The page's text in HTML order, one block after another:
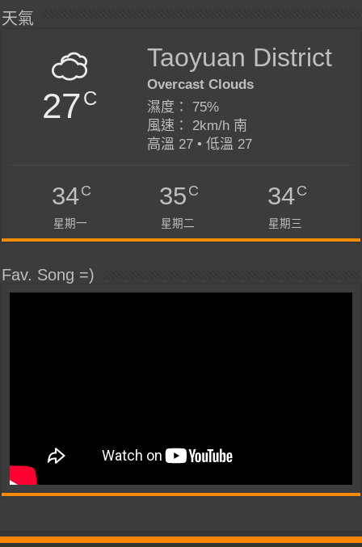
天氣
27C
Taoyuan District
Overcast Clouds
濕度： 75%
風速： 2km/h 南
高溫 27 • 低溫 27
34C
星期一
35C
星期二
34C
星期三
Fav. Song =)